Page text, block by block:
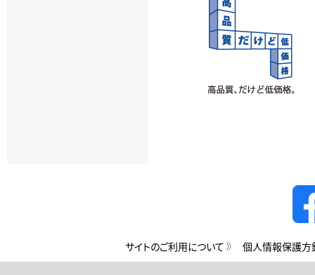
サイトのご利用について 個人情報保護方